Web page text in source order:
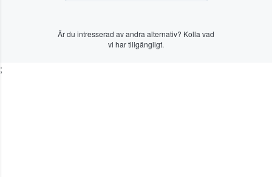
Är du intresserad av andra alternativ? Kolla vad
vi har tillgängligt.
;